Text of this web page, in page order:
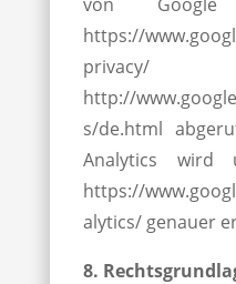
https://
privacy/
http://
s/de.html
Analytics wird
https://
alytics/ genauer
8.